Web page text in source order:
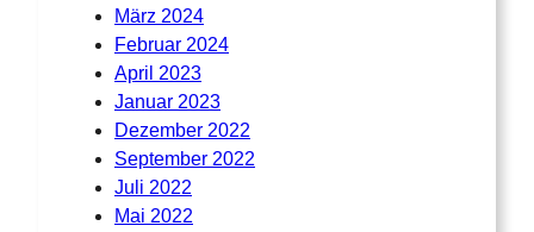
t
e
e
w
ä
März 2024
Februar 2024
April 2023
Januar 2023
Dezember 2022
September 2022
Juli 2022
Mai 2022